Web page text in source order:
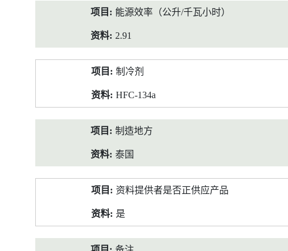
能源效率（公升/千瓦小时）
2.91
制冷剂
HFC-134a
制造地方
泰国
资料提供者是否正供应产品
是